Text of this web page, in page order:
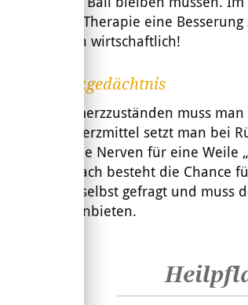
multimodaler Therapie eine
Vorgehen auch wirtschaftlich!
Das Schmerzgedächtnis
Bei allen Schmerzzuständen muss
können. Schmerzmittel setzt man bei
Dann sollen die Nerven für eine Weile
anfühlte. Danach besteht die Chance
dann ist man selbst gefragt und muss
Alternativen anbieten.